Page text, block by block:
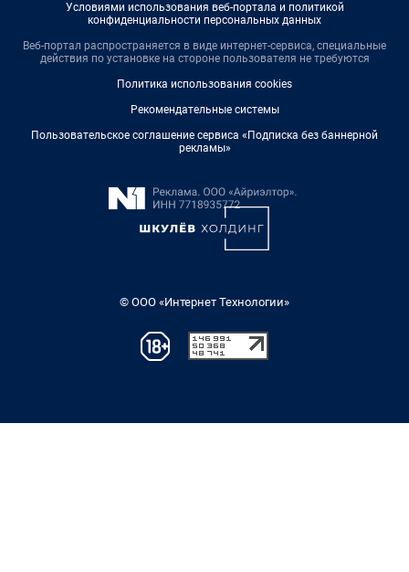
Условиями использования веб-портала и политикой
конфиденциальности персональных данных
Веб-портал распространяется в виде интернет-сервиса, специальные
действия по установке на стороне пользователя не требуются
Политика использования cookies
Рекомендательные системы
Пользовательское соглашение сервиса «Подписка без баннерной
рекламы»
© ООО «Интернет Технологии»